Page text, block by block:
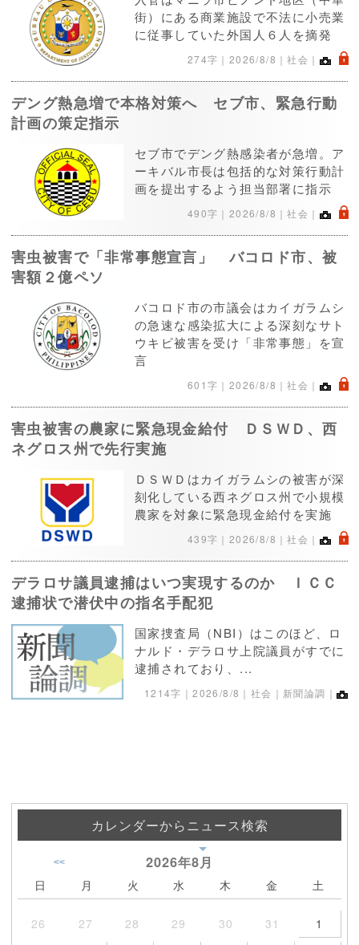
街）にある商業施設で不法に小売業
に従事していた外国人６人を摘発
274字｜ 2026/8/8 ｜社会｜ .
デング熱急増で本格対策へ セブ市、緊急行動
計画の策定指示
セブ市でデング熱感染者が急増。ア
ーキバル市長は包括的な対策行動計
画を提出するよう担当部署に指示
490字｜ 2026/8/8 ｜社会｜ .
害虫被害で「非常事態宣言」 バコロド市、被
害額２億ペソ
バコロド市の市議会はカイガラムシ
の急速な感染拡大による深刻なサト
ウキビ被害を受け「非常事態」を宣
言
601字｜ 2026/8/8 ｜社会｜ .
害虫被害の農家に緊急現金給付 ＤＳＷＤ、西
ネグロス州で先行実施
ＤＳＷＤはカイガラムシの被害が深
刻化している西ネグロス州で小規模
農家を対象に緊急現金給付を実施
439字｜ 2026/8/8 ｜社会｜ .
デラロサ議員逮捕はいつ実現するのか ＩＣＣ
逮捕状で潜伏中の指名手配犯
国家捜査局（NBI）はこのほど、ロ
ナルド・デラロサ上院議員がすでに
逮捕されており、...
1214字｜2026/8/8 ｜社会｜新聞論調｜
カレンダーからニュース検索
2026年8月
<<
日 月 火 水 木 金 土
26 27 28 29 30 31
1